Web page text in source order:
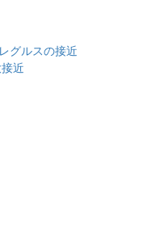
グルスの接近
近